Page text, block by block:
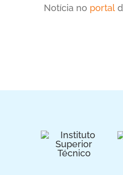
Notícia no portal